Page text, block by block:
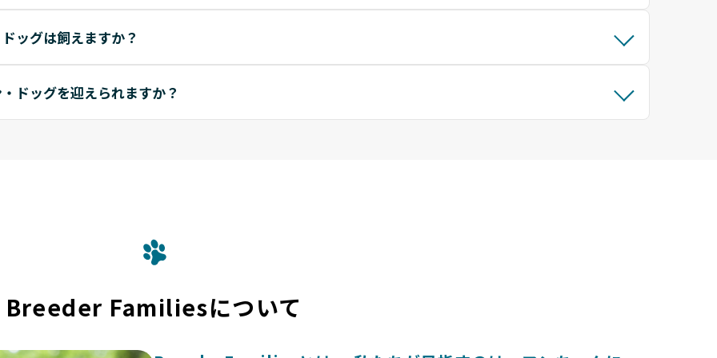
ッグは飼えますか？
ドッグを迎えられますか？
Breeder Familiesについて